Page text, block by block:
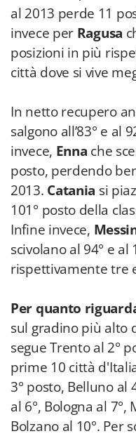
al 2013 perde 11
invece per Ragusa
posizioni in più
città dove si vive
In netto recupero
salgono all’83° e al
invece, Enna che
posto, perdendo
2013. Catania si
101° posto della
Infine invece,
scivolano al 94° e
rispettivamente tre
Per quanto
sul gradino più alto
segue Trento al 2°
prime 10 città
3° posto, Belluno al
al 6°, Bologna al 7°,
Bolzano al 10°. Per